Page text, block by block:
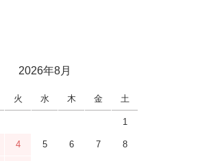
2026年8月
火 水 木 金 土
1
4 5 6 7 8